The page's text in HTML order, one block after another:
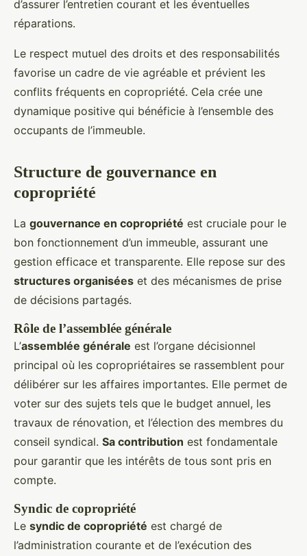
d’assurer l’entretien courant et les éventuelles
réparations.
Le respect mutuel des droits et des responsabilités
favorise un cadre de vie agréable et prévient les
conflits fréquents en copropriété. Cela crée une
dynamique positive qui bénéficie à l’ensemble des
occupants de l’immeuble.
Structure de gouvernance en
copropriété
La gouvernance en copropriété est cruciale pour le
bon fonctionnement d’un immeuble, assurant une
gestion efficace et transparente. Elle repose sur des
structures organisées et des mécanismes de prise
de décisions partagés.
Rôle de l’assemblée générale
L’assemblée générale est l’organe décisionnel
principal où les copropriétaires se rassemblent pour
délibérer sur les affaires importantes. Elle permet de
voter sur des sujets tels que le budget annuel, les
travaux de rénovation, et l’élection des membres du
conseil syndical. Sa contribution est fondamentale
pour garantir que les intérêts de tous sont pris en
compte.
Syndic de copropriété
Le syndic de copropriété est chargé de
l’administration courante et de l’exécution des